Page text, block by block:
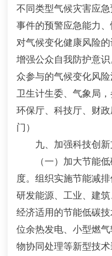
不同类型气候灾害应
事件的预警应急能力
对气候变化健康风险
增强公众自我防护意
众参与的气候变化风险
卫生计生委、气象局
环保厅、科技厅、财
门）
九、加强科技创
（一）加大节能
度。组织实施节能减
研发能源、工业、建
经济适用的节能低碳
位余热发电、小型燃
物协同处理等新型技